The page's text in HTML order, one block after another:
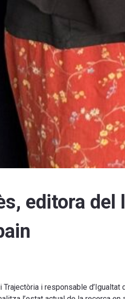
editora
i responsable d’Igualtat